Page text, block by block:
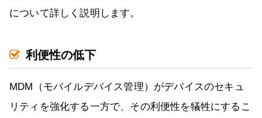
について詳しく説明します。
利便性の低下
MDM（モバイルデバイス管理）がデバイスのセキュ
リティを強化する一方で、その利便性を犠牲にするこ